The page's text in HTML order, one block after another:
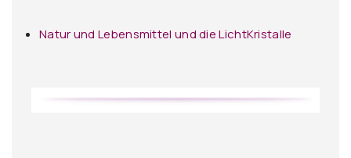
Natur und Lebensmittel und die LichtKristalle